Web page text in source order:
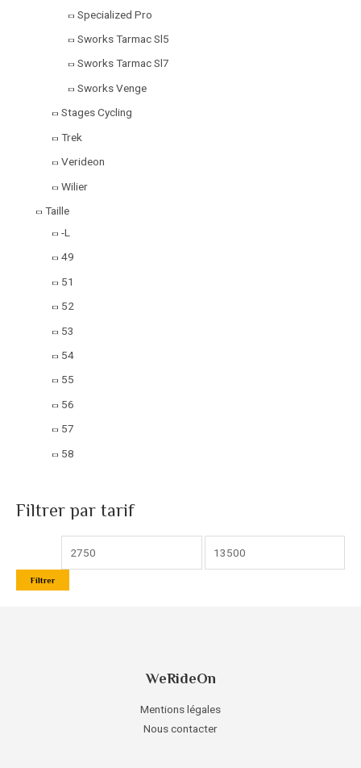
Specialized Pro
Sworks Tarmac Sl5
Sworks Tarmac Sl7
Sworks Venge
Stages Cycling
Trek
Verideon
Wilier
Taille
-L
49
51
52
53
54
55
56
57
58
Filtrer par tarif
Filtrer
WeRideOn
Mentions légales
Nous contacter